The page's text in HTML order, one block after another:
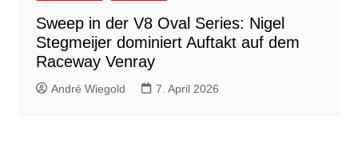
Sweep in der V8 Oval Series: Nigel
Stegmeijer dominiert Auftakt auf dem
Raceway Venray
André Wiegold 7. April 2026